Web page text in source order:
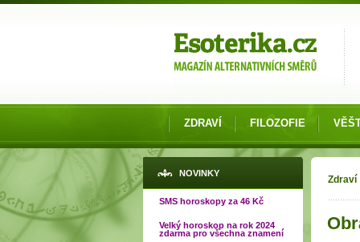
ZDRAVÍ FILOZOFIE
NOVINKY
SMS horoskopy za 46 Kč
Velký horoskop na rok 2024
zdarma pro všechna znamení
Jste
Zdraví